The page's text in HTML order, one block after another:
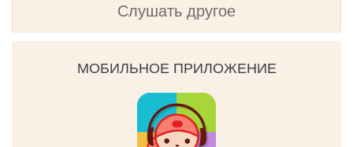
Слушать другое
МОБИЛЬНОЕ ПРИЛОЖЕНИЕ